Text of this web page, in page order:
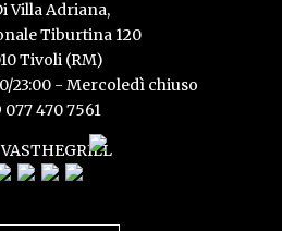
Villa Adriana,
Tiburtina 120
Tivoli (RM)
23:00 - Mercoledì chiuso
077 470 7561